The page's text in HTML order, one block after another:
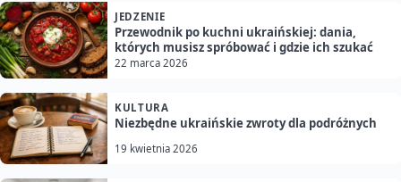
JEDZENIE
Przewodnik po kuchni ukraińskiej: dania,
których musisz spróbować i gdzie ich szukać
22 marca 2026
KULTURA
Niezbędne ukraińskie zwroty dla podróżnych
19 kwietnia 2026